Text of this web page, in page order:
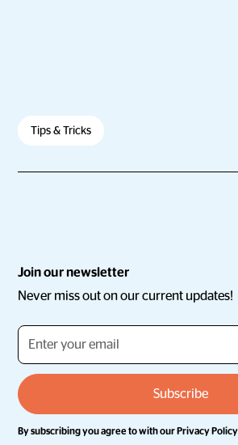
Tips & Tricks
Join our newsletter
Never miss out on our current updates!
By subscribing you agree to with ourPrivacy Policy